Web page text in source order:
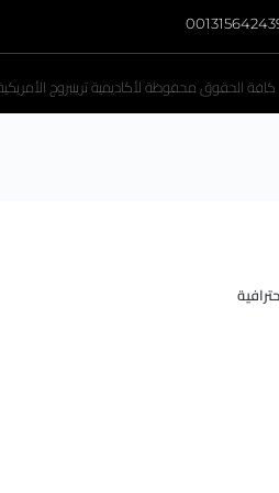
كافة الحقوق محفوظة لأكاديمية ترينبروج